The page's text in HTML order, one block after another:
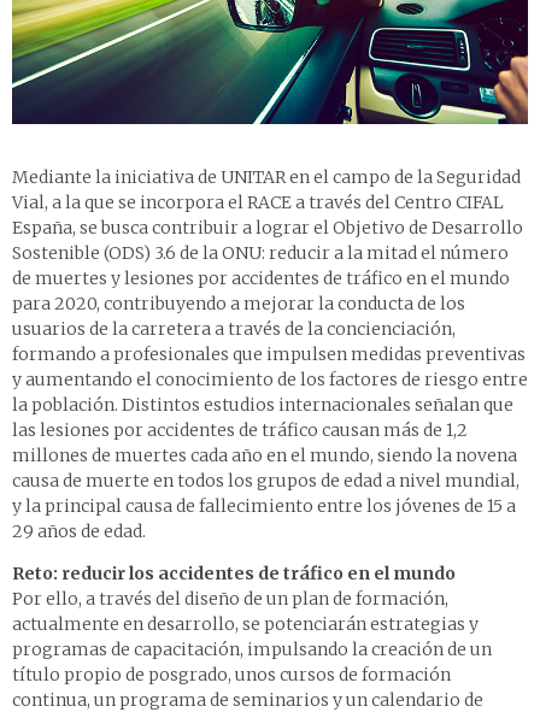
Mediante la iniciativa de UNITAR en el campo de la Seguridad
Vial, a la que se incorpora el RACE a través del Centro CIFAL
España, se busca contribuir a lograr el Objetivo de Desarrollo
Sostenible (ODS) 3.6 de la ONU: reducir a la mitad el número
de muertes y lesiones por accidentes de tráfico en el mundo
para 2020, contribuyendo a mejorar la conducta de los
usuarios de la carretera a través de la concienciación,
formando a profesionales que impulsen medidas preventivas
y aumentando el conocimiento de los factores de riesgo entre
la población. Distintos estudios internacionales señalan que
las lesiones por accidentes de tráfico causan más de 1,2
millones de muertes cada año en el mundo, siendo la novena
causa de muerte en todos los grupos de edad a nivel mundial,
y la principal causa de fallecimiento entre los jóvenes de 15 a
29 años de edad.
Reto: reducir los accidentes de tráfico en el mundo
Por ello, a través del diseño de un plan de formación,
actualmente en desarrollo, se potenciarán estrategias y
programas de capacitación, impulsando la creación de un
título propio de posgrado, unos cursos de formación
continua, un programa de seminarios y un calendario de